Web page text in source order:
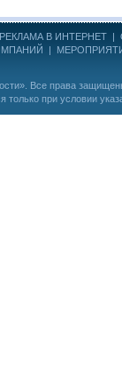
РЕКЛАМА В ИНТЕРНЕТ |
|
. Все права
только при условии